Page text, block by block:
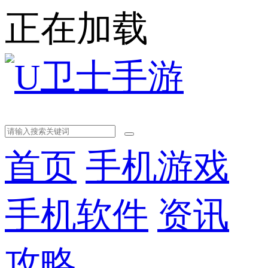
正在加载
首页 手机游戏
手机软件 资讯